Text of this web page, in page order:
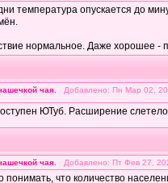
температура опускается до
нормальное. Даже хорошее -
чая. Добавлено: Пн Мар 02,
ЮТуб. Расширение
чая. Добавлено: Пт Фев 27,
понимать, что количество